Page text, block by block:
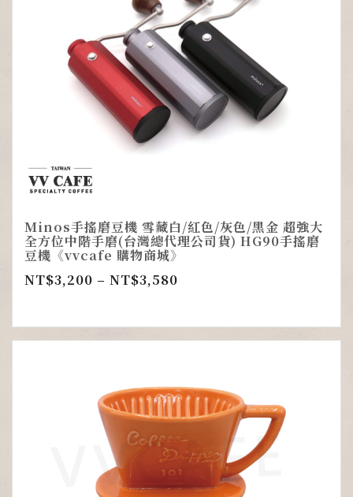
Minos手搖磨豆機 雪藏白/紅色/灰色/黑金 超強大
全方位中階手磨(台灣總代理公司貨) HG90手搖磨
豆機《vvcafe 購物商城》
NT$3,200 – NT$3,580